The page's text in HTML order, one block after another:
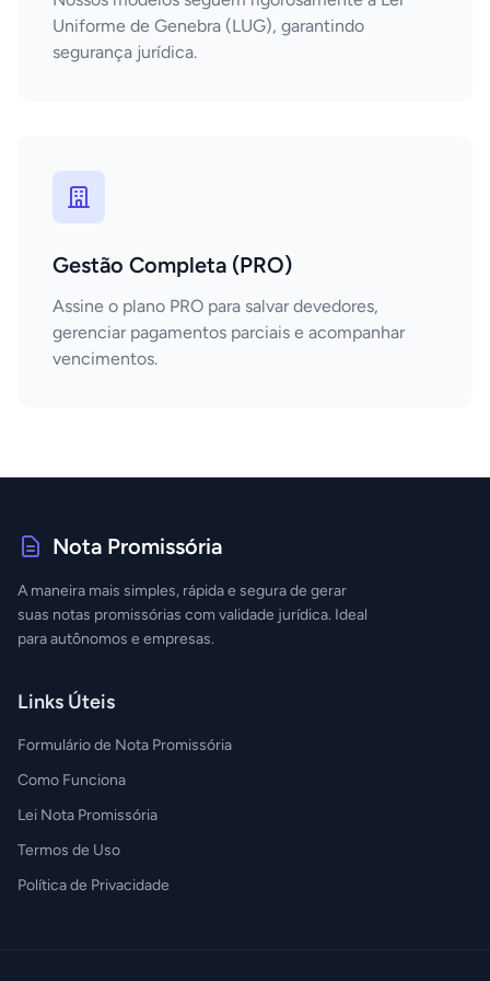
Uniforme de Genebra (LUG), garantindo
segurança jurídica.
Gestão Completa (PRO)
Assine o plano PRO para salvar devedores,
gerenciar pagamentos parciais e acompanhar
vencimentos.
Nota Promissória
A maneira mais simples, rápida e segura de gerar
suas notas promissórias com validade jurídica. Ideal
para autônomos e empresas.
Links Úteis
Formulário de Nota Promissória
Como Funciona
Lei Nota Promissória
Termos de Uso
Política de Privacidade